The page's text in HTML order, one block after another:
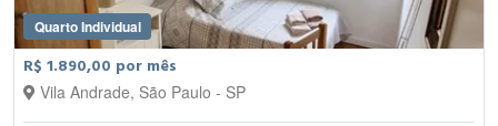
Quarto Individual
R$ 1.890,00 por mês
Vila Andrade, São Paulo - SP